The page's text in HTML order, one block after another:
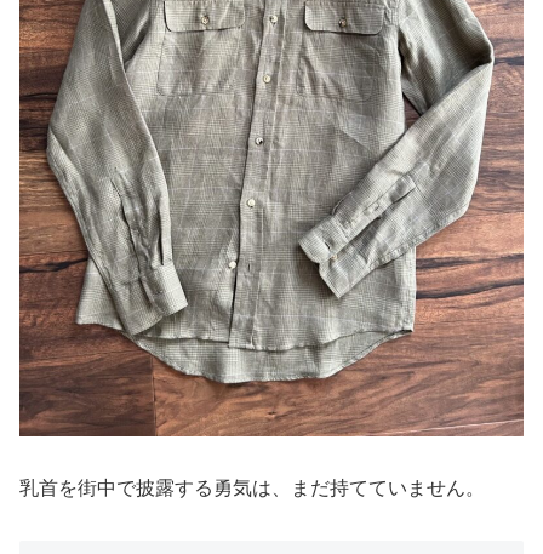
乳首を街中で披露する勇気は、まだ持てていません。